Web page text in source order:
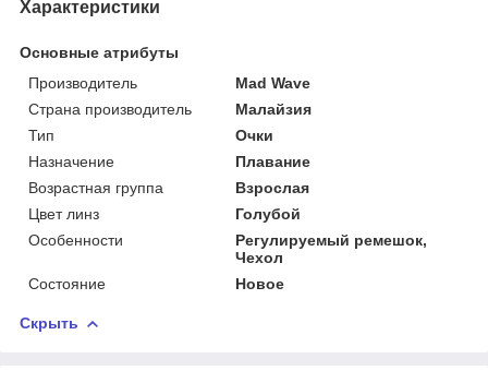
Характеристики
Основные атрибуты
Производитель
Mad Wave
Страна производитель
Малайзия
Тип
Очки
Назначение
Плавание
Возрастная группа
Взрослая
Цвет линз
Голубой
Особенности
Регулируемый ремешок,
Чехол
Состояние
Новое
Скрыть